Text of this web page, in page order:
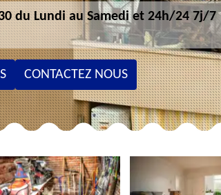
du Lundi au Samedi et 24h/24 7j/7
CONTACTEZ NOUS